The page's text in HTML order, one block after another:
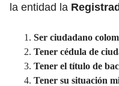
la entidad la
Ser ciudadano
Tener cédula de
Tener el título de
Tener su situación